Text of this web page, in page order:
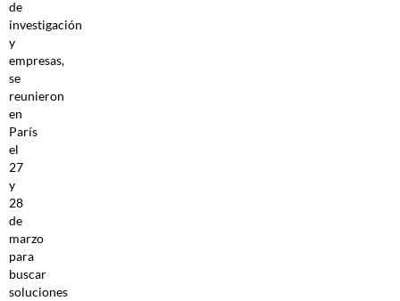
de
investigación
y
empresas,
se
reunieron
en
París
el
27
y
28
de
marzo
para
buscar
soluciones